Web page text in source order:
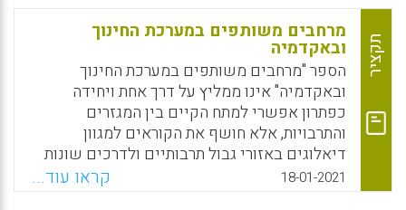
WhatsApp
Facebook
Email
X
WhatsApp
Facebook
Email
X
תקציר
מרחבים משותפים במערכת החינוך
ובאקדמיה
הספר "מרחבים משותפים במערכת החינוך
ובאקדמיה" אינו ממליץ על דרך אחת ויחידה
כפתרון אפשרי למתח הקיים בין המגזרים
והתרבויות, אלא חושף את הקוראים למגוון
דיאלוגים באזורי גבול תרבותיים ולדרכים שונות
להתנהלות במרחבים אקדמיים וחינוכיים
משותפים.
18-01-2021 קראו עוד...